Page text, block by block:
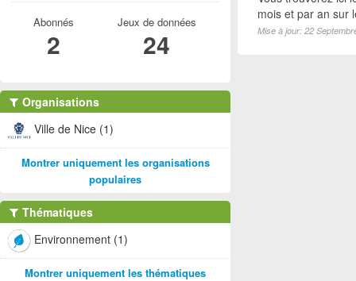
mois et par an sur
Mise à jour: 22
Abonnés
2
Jeux de données
24
Organisations
Ville de Nice (1)
Montrer uniquement les organisations
populaires
Thématiques
Environnement (1)
Montrer uniquement les thématiques